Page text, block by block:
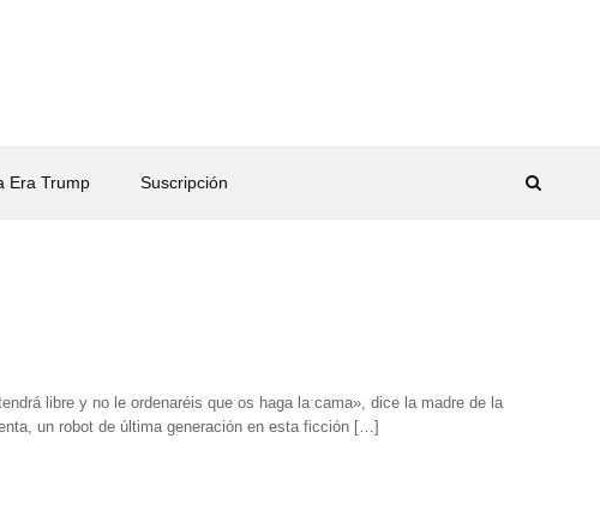
Era Trump Suscripción
libre y no le ordenaréis que os haga la cama», dice la madre de la
un robot de última generación en esta ficción […]